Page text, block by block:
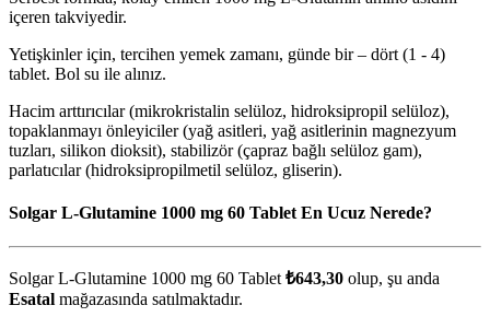
içeren takviyedir.
Yetişkinler için, tercihen yemek zamanı, günde bir – dört (1 - 4)
tablet. Bol su ile alınız.
Hacim arttırıcılar (mikrokristalin selüloz, hidroksipropil selüloz),
topaklanmayı önleyiciler (yağ asitleri, yağ asitlerinin magnezyum
tuzları, silikon dioksit), stabilizör (çapraz bağlı selüloz gam),
parlatıcılar (hidroksipropilmetil selüloz, gliserin).
Solgar L-Glutamine 1000 mg 60 Tablet En Ucuz Nerede?
Solgar L-Glutamine 1000 mg 60 Tablet₺643,30 olup, şu anda
Esatal mağazasında satılmaktadır.